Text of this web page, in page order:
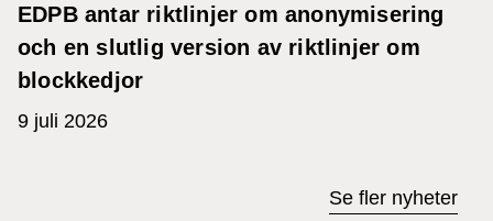
EDPB antar riktlinjer om anonymisering
och en slutlig version av riktlinjer om
blockkedjor
9 juli 2026
Se fler nyheter